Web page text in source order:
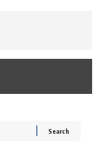
एक कच्चे लहसुन